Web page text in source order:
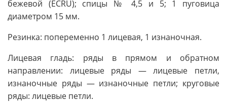
бежевой (ECRU); спицы № 4,5 и 5; 1 пуговица
диаметром 15 мм.
Резинка: попеременно 1 лицевая, 1 изнаночная.
Лицевая гладь: ряды в прямом и обратном
направлении: лицевые ряды — лицевые петли,
изнаночные ряды — изнаночные петли; круговые
ряды: лицевые петли.